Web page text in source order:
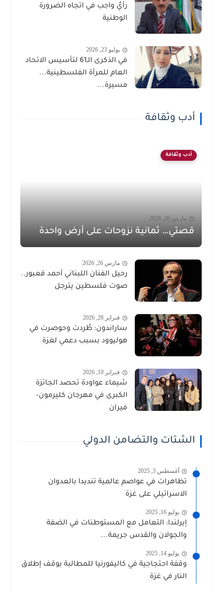
رأيٌ واجب في اتجاه الضرورة
الوطنية
يوليو 23, 2026
في الذكرى الـ61 لتأسيس الاتحاد
العام للمرأة الفلسطينية...
مسيرة...
أدب وثقافة
أدب وثقافة
مارس 26, 2026
قصتي… ثمانية نزوحات على أرض واحدة
مارس 26, 2026
رحيل الفنان اللبناني أحمد قعبور..
صوت فلسطين يترجل
فبراير 28, 2026
ساراندون: طُردت وحوصرت في
هوليوود بسبب دعمي لغزة
فبراير 10, 2026
شيماء عواودة تحصد الجائزة
الكبرى في مهرجان كليرمون-
فيران
الشتات والتضامن الدولي
أغسطس 3, 2025
تظاهرات في عواصم عالمية تنديدا بالعدوان
الاسرائيلي على غزة
يوليو 16, 2025
إيرلندا: التعامل مع المستوطنات في الضفة
والجولان والقدس جريمة...
يوليو 14, 2025
وقفة احتجاجية في كاليفورنيا للمطالبة بوقف إطلاق
النار في غزة